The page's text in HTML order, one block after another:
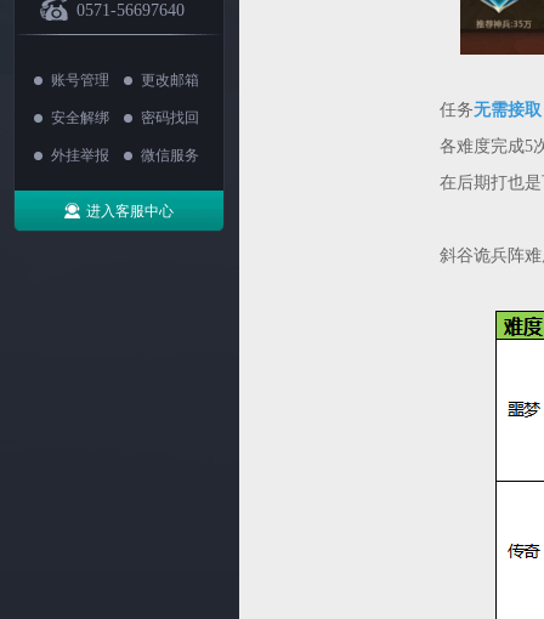
0571-56697640
账号管理 更改邮箱
安全解绑 密码找回
外挂举报 微信服务
进入客服中心
任务无需接取
各难度完成5
在后期打也
斜谷诡兵阵